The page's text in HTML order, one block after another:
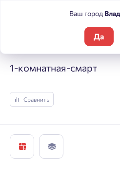
1-комнатная-смарт
Сравнить
Ваш город
Да